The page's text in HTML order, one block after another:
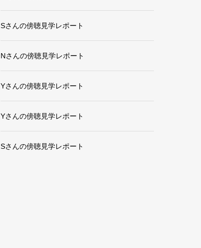
Sさんの傍聴見学レポート
Nさんの傍聴見学レポート
Yさんの傍聴見学レポート
Yさんの傍聴見学レポート
Sさんの傍聴見学レポート